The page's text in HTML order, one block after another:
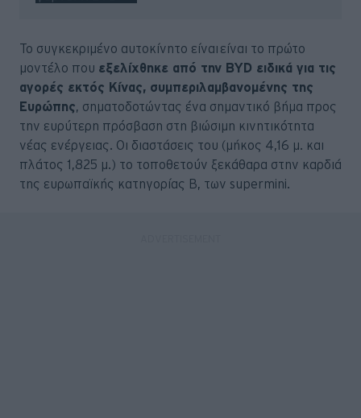
Το συγκεκριμένο αυτοκίνητο είναι είναι το πρώτο
μοντέλο που εξελίχθηκε από την BYD ειδικά για τις
αγορές εκτός Κίνας, συμπεριλαμβανομένης της
Ευρώπης, σηματοδοτώντας ένα σημαντικό βήμα προς
την ευρύτερη πρόσβαση στη βιώσιμη κινητικότητα
νέας ενέργειας. Οι διαστάσεις του (μήκος 4,16 μ. και
πλάτος 1,825 μ.) το τοποθετούν ξεκάθαρα στην καρδιά
της ευρωπαϊκής κατηγορίας Β, των supermini.